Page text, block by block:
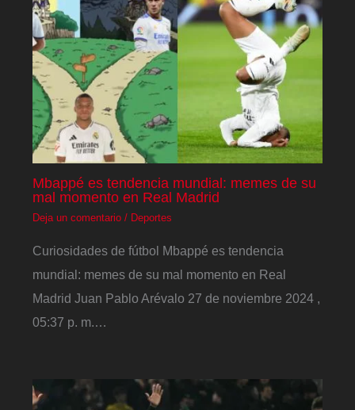
Mbappé es tendencia mundial: memes de su
mal momento en Real Madrid
Deja un comentario / Deportes
Curiosidades de fútbol Mbappé es tendencia
mundial: memes de su mal momento en Real
Madrid Juan Pablo Arévalo 27 de noviembre 2024 ,
05:37 p. m.…